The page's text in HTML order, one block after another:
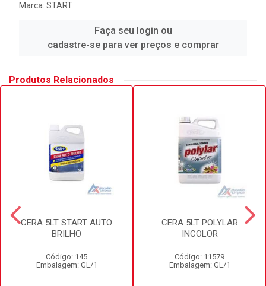
Marca: START
Faça seu login ou
cadastre-se para ver preços e comprar
Produtos Relacionados
CERA 5LT START AUTO
BRILHO
Código: 145
Embalagem: GL/1
CERA 5LT POLYLAR
INCOLOR
Código: 11579
Embalagem: GL/1